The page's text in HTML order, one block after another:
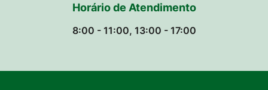
Horário de Atendimento
8:00 - 11:00, 13:00 - 17:00